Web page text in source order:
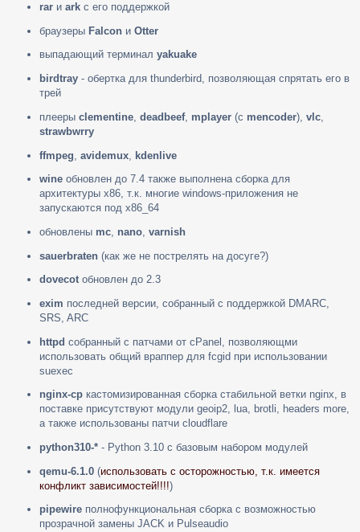
rar и ark с его поддержкой
браузеры Falcon и Otter
выпадающий терминал yakuake
birdtray - обертка для thunderbird, позволяющая спрятать его в
трей
плееры clementine deadbeef, mplayer (c mencoder), vlc
strawbwrry
ffmpeg avidemux kdenlive
wine обновлен до 7.4 также выполнена сборка для
архитектуры x86, т.к. многие windows-приложения не
запускаются под x86_64
обновлены mc nano varnish
sauerbraten (как же не пострелять на досуге?)
dovecot обновлен до 2.3
exim последней версии, собранный с поддержкой DMARC,
SRS, ARC
httpd собранный с патчами от cPanel, позволяющми
использовать общий враппер для fcgid при использовании
suexec
nginx-cp кастомизированная сборка стабильной ветки nginx, в
поставке присутствуют модули geoip2, lua, brotli, headers more,
а также использованы патчи cloudflare
python310-* - Python 3.10 с базовым набором модулей
qemu-6.1.0 (использовать с осторожностью, т.к. имеется
конфликт зависимостей!!!!)
pipewire полнофункциональная сборка с возможностью
прозрачной замены JACK и Pulseaudio